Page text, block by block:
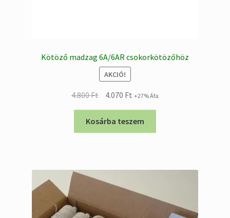
Kötöző madzag 6A/6AR csokorkötözőhöz
AKCIÓ!
4.800Ft
Original
price
was:
4.800 Ft.
4.070 FtCurrent
price
is:
4.070 Ft.
+27% Áfa
Kosárba teszem